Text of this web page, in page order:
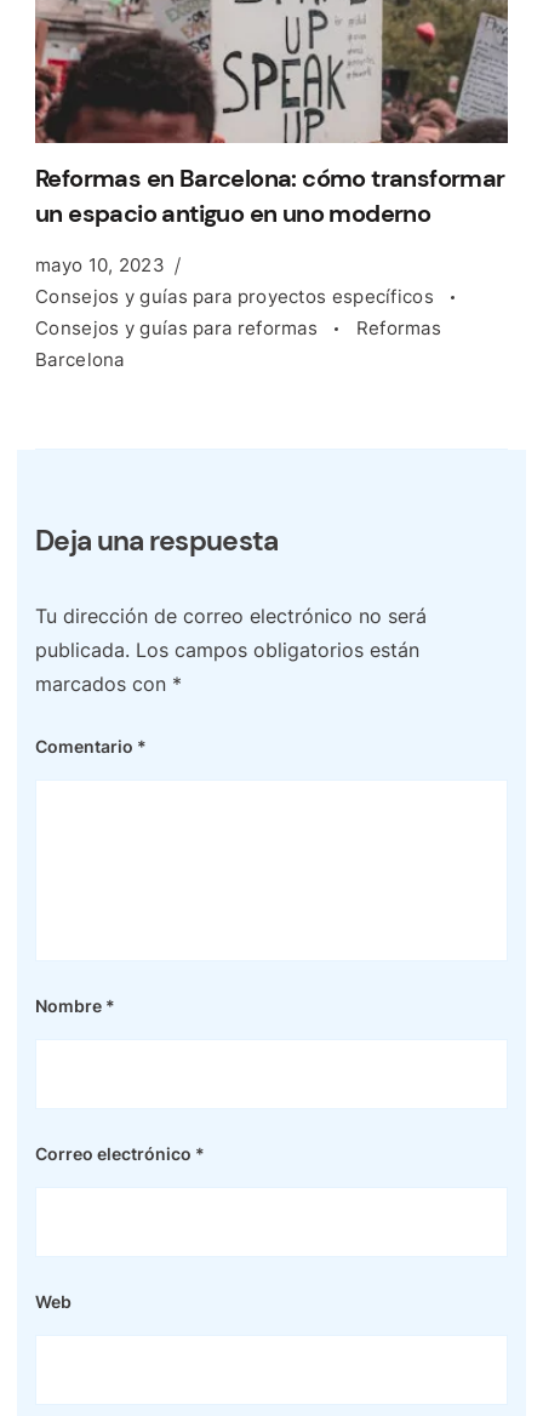
Reformas en Barcelona: cómo transformar
un espacio antiguo en uno moderno
mayo 10, 2023
Consejos y guías para proyectos específicos
Consejos y guías para reformas
Reformas
Barcelona
Deja una respuesta
Tu dirección de correo electrónico no será
publicada. Los campos obligatorios están
marcados con *
Comentario *
Nombre *
Correo electrónico *
Web